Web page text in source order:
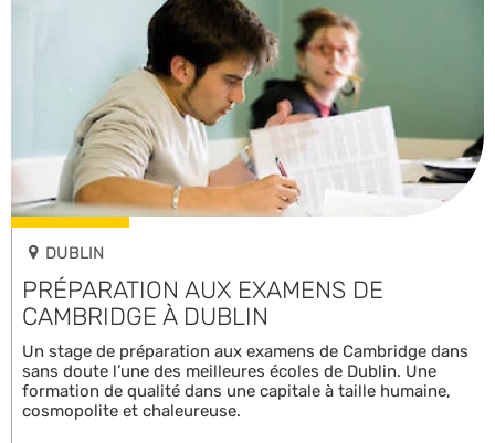
DUBLIN
PRÉPARATION AUX EXAMENS DE
CAMBRIDGE À DUBLIN
Un stage de préparation aux examens de Cambridge dans
sans doute l’une des meilleures écoles de Dublin. Une
formation de qualité dans une capitale à taille humaine,
cosmopolite et chaleureuse.